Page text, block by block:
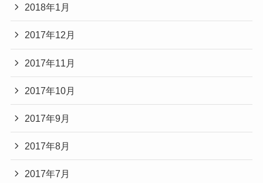
2018年1月
2017年12月
2017年11月
2017年10月
2017年9月
2017年8月
2017年7月